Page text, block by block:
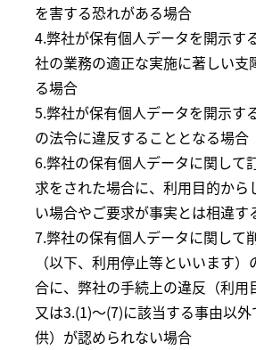
を害する恐れがある場合
4.弊社が保有個人データを開示す
社の業務の適正な実施に著しい支
る場合
5.弊社が保有個人データを開示す
の法令に違反することとなる場合
6.弊社の保有個人データに関して
求をされた場合に、利用目的から
い場合やご要求が事実とは相違す
7.弊社の保有個人データに関して
（以下、利用停止等といいます
合に、弊社の手続上の違反（利用
又は3.(1)～(7)に該当する事由以
供）が認められない場合